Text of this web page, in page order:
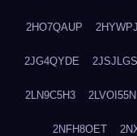
2HO7QAUP
2JG4QYDE
2LN9C5H3 2LVOI55N
2NFH8OET